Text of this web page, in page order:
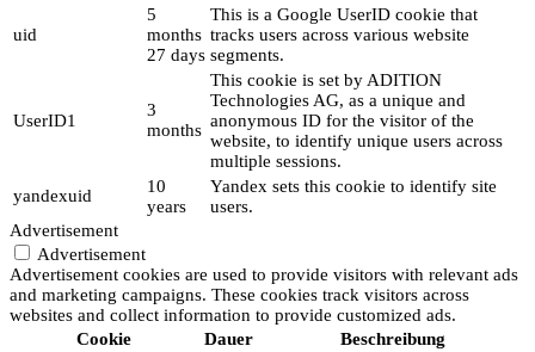
uid
5
months
27 days
This is a Google UserID cookie that
tracks users across various website
segments.
UserID1
3
months
This cookie is set by ADITION
Technologies AG, as a unique and
anonymous ID for the visitor of the
website, to identify unique users across
multiple sessions.
yandexuid
10
years
Yandex sets this cookie to identify site
users.
Advertisement
Advertisement
Advertisement cookies are used to provide visitors with relevant ads
and marketing campaigns. These cookies track visitors across
websites and collect information to provide customized ads.
Cookie
Dauer Beschreibung